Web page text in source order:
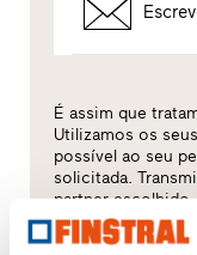
É assim que
Utilizamos os
possível ao seu
solicitada.
partner escolhido,
os pormenores
descritos na